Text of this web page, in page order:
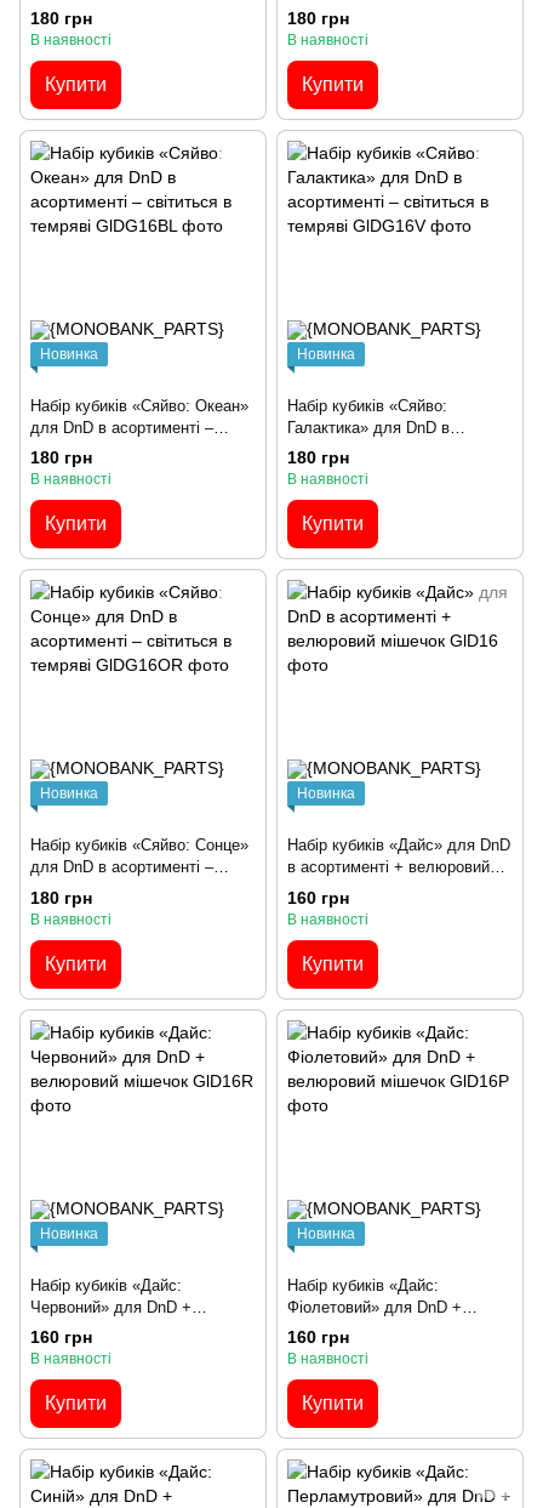
асортименті – світиться в
темряві
180 грн
В наявності
Купити
– світиться в темряві
180 грн
В наявності
Купити
Новинка
Набір кубиків «Сяйво: Океан»
для DnD в асортименті –
світиться в темряві
180 грн
В наявності
Купити
Новинка
Набір кубиків «Сяйво:
Галактика» для DnD в
асортименті – світиться в
темряві
180 грн
В наявності
Купити
Новинка
Набір кубиків «Сяйво: Сонце»
для DnD в асортименті –
світиться в темряві
180 грн
В наявності
Купити
Новинка
Набір кубиків «Дайс» для DnD
в асортименті + велюровий
мішечок
160 грн
В наявності
Купити
Новинка
Набір кубиків «Дайс:
Червоний» для DnD +
велюровий мішечок
160 грн
В наявності
Купити
Новинка
Набір кубиків «Дайс:
Фіолетовий» для DnD +
велюровий мішечок
160 грн
В наявності
Купити